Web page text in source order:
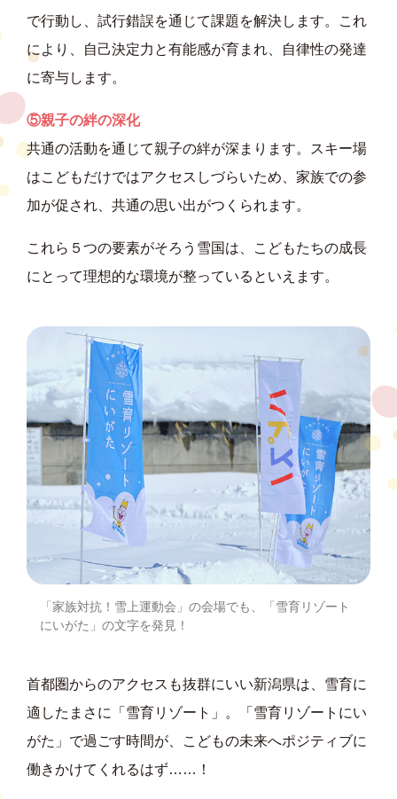
で行動し、試行錯誤を通じて課題を解決します。これ
により、自己決定力と有能感が育まれ、自律性の発達
に寄与します。
⑤親子の絆の深化
共通の活動を通じて親子の絆が深まります。スキー場
はこどもだけではアクセスしづらいため、家族での参
加が促され、共通の思い出がつくられます。
これら５つの要素がそろう雪国は、こどもたちの成長
にとって理想的な環境が整っているといえます。
「家族対抗！雪上運動会」の会場でも、「雪育リゾート
にいがた」の文字を発見！
首都圏からのアクセスも抜群にいい新潟県は、雪育に
適したまさに「雪育リゾート」。「雪育リゾートにい
がた」で過ごす時間が、こどもの未来へポジティブに
働きかけてくれるはず……！